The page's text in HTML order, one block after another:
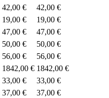
42,00 €
42,00 €
19,00 €
19,00 €
47,00 €
47,00 €
50,00 €
50,00 €
56,00 €
56,00 €
1842,00 € 1842,00 €
33,00 €
33,00 €
37,00 €
37,00 €